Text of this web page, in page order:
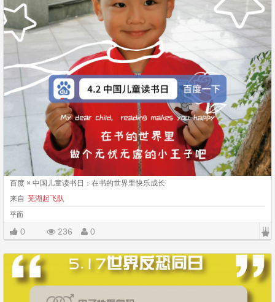
百度 × 中国儿童读书日：在书的世界里快乐成长
来自 芜湖起飞队
平面
0 236 0 |||